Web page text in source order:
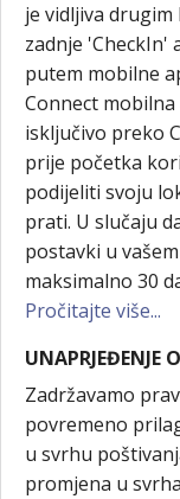
je vidljiva
zadnje 'CheckIn'
putem mobilne
Connect
isključivo preko
prije početka
podijeliti svoju
prati. U slučaju
postavki u
maksimalno 30
Pročitajte više...
UNAPRJEĐENJE
Zadržavamo
povremeno
u svrhu
promjena u